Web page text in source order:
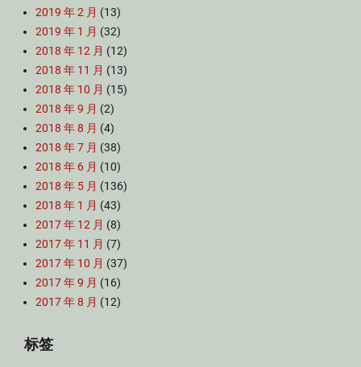
2019 年 2 月 (13)
2019 年 1 月 (32)
2018 年 12 月 (12)
2018 年 11 月 (13)
2018 年 10 月 (15)
2018 年 9 月 (2)
2018 年 8 月 (4)
2018 年 7 月 (38)
2018 年 6 月 (10)
2018 年 5 月 (136)
2018 年 1 月 (43)
2017 年 12 月 (8)
2017 年 11 月 (7)
2017 年 10 月 (37)
2017 年 9 月 (16)
2017 年 8 月 (12)
标签